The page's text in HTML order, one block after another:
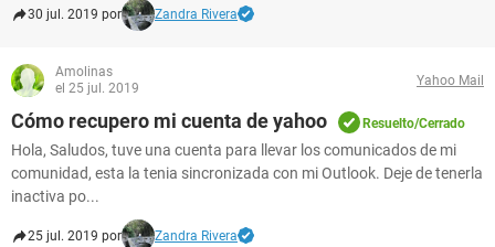
30 jul. 2019 por Zandra Rivera
Amolinas
el 25 jul. 2019
Yahoo Mail
Cómo recupero mi cuenta de yahoo Resuelto/Cerrado
Hola, Saludos, tuve una cuenta para llevar los comunicados de mi
comunidad, esta la tenia sincronizada con mi Outlook. Deje de tenerla
inactiva po...
25 jul. 2019 por Zandra Rivera